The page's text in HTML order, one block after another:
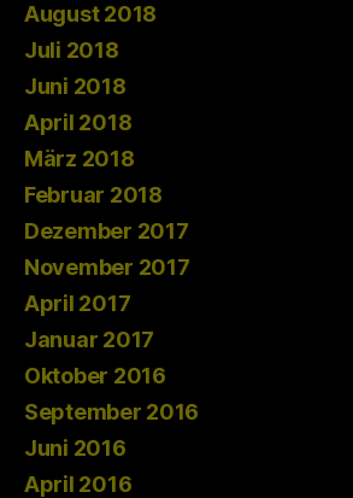
August 2018
Juli 2018
Juni 2018
April 2018
März 2018
Februar 2018
Dezember 2017
November 2017
April 2017
Januar 2017
Oktober 2016
September 2016
Juni 2016
April 2016